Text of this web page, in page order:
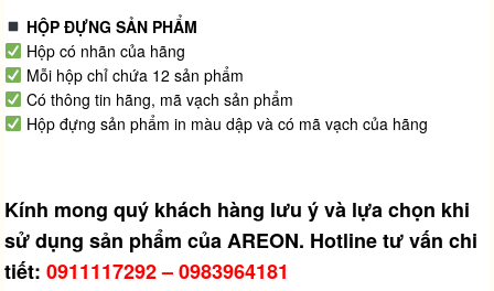
HỘP ĐỰNG SẢN PHẨM
Hộp có nhãn của hãng
Mỗi hộp chỉ chứa 12 sản phẩm
Có thông tin hãng, mã vạch sản phẩm
Hộp đựng sản phẩm in màu dập và có mã vạch của hãng
Kính mong quý khách hàng lưu ý và lựa chọn khi
sử dụng sản phẩm của AREON. Hotline tư vấn chi
tiết: 0911117292 – 0983964181